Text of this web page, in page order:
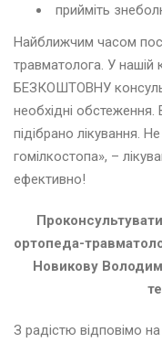
прийміть
Найближчим часом
травматолога. У нашій
БЕЗКОШТОВНУ
необхідні обстеження.
підібрано лікування.
гомілкостопа», –
ефективно!
ортопеда-
Новикову
З радістю відповімо на